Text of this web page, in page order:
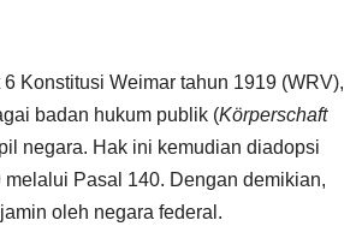
Konstitusi Weimar tahun 1919 (WRV),
badan hukum publik (Körperschaft
negara. Hak ini kemudian diadopsi
melalui Pasal 140. Dengan demikian,
oleh negara federal.